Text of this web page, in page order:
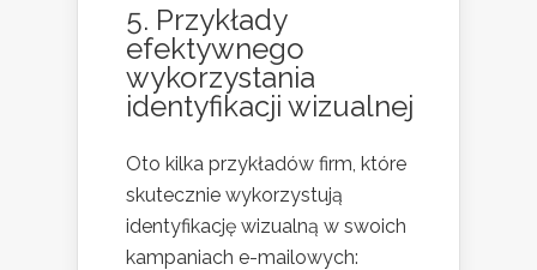
5. Przykłady
efektywnego
wykorzystania
identyfikacji wizualnej
Oto kilka przykładów firm, które
skutecznie wykorzystują
identyfikację wizualną w swoich
kampaniach e-mailowych: